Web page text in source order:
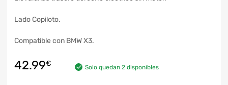
Lado Copiloto.
Compatible con BMW X3.
42.99€ Solo quedan 2 disponibles